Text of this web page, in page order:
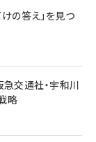
の答え」を見つ
急交通社・宇和川
略